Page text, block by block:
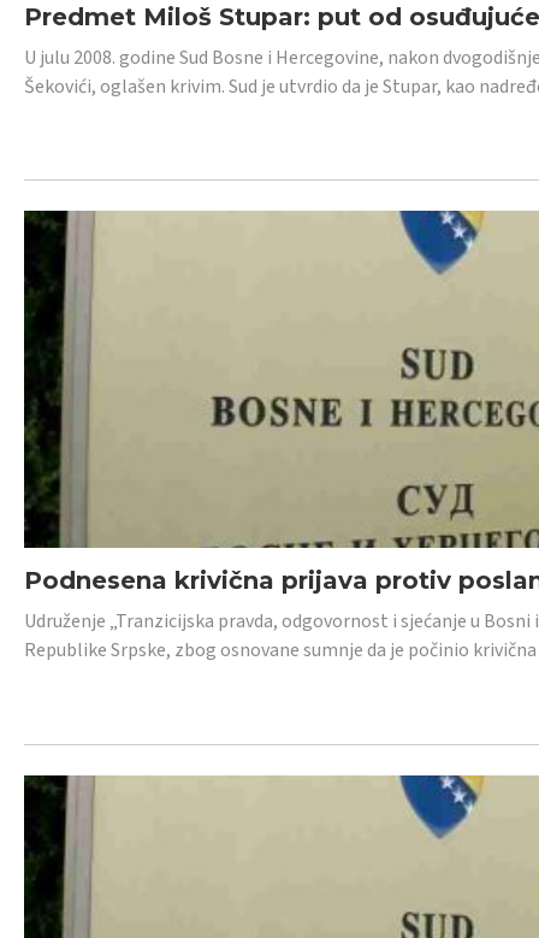
Predmet Miloš Stupar: put od
U julu 2008. godine Sud Bosne i Hercegovine, nakon
Šekovići, oglašen krivim. Sud je utvrdio da je Stupar, kao
Podnesena krivična prijava protiv
Udruženje „Tranzicijska pravda, odgovornost i sjećanje u
Republike Srpske, zbog osnovane sumnje da je počinio